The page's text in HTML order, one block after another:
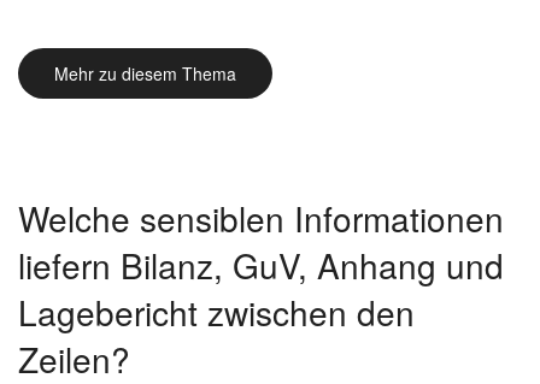
Mehr zu diesem Thema
Welche sensiblen Informationen
liefern Bilanz, GuV, Anhang und
Lagebericht zwischen den
Zeilen?